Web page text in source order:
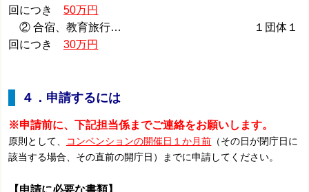
回につき50万円
② 合宿、教育旅行… １団体１
回につき30万円
４．申請するには
※申請前に、下記担当係までご連絡をお願いします。
原則として、 コンベンションの開催日１か月前 （その日が閉庁日に
該当する場合、その直前の開庁日）までに申請してください。
【申請に必要な書類】